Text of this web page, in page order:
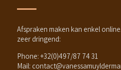
Afspraken maken kan enkel
zeer dringend:
Phone: +32(0)497/87 74 31
Mail: